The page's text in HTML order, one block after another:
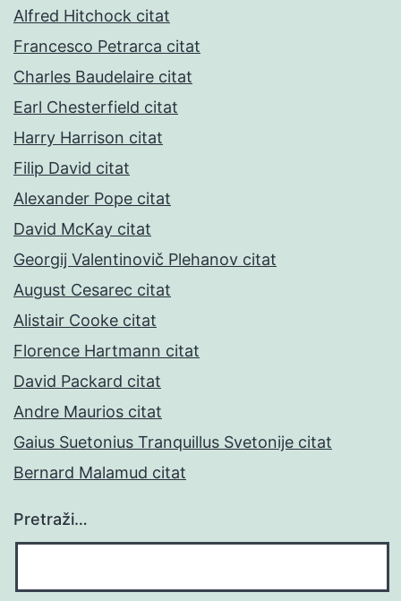
Alfred Hitchock citat
Francesco Petrarca citat
Charles Baudelaire citat
Earl Chesterfield citat
Harry Harrison citat
Filip David citat
Alexander Pope citat
David McKay citat
Georgij Valentinovič Plehanov citat
August Cesarec citat
Alistair Cooke citat
Florence Hartmann citat
David Packard citat
Andre Maurios citat
Gaius Suetonius Tranquillus Svetonije citat
Bernard Malamud citat
Pretraži…